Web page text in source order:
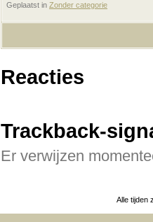
Geplaatst in Zonder categorie
Reacties
Trackback-
Er verwijzen
Alle tijden